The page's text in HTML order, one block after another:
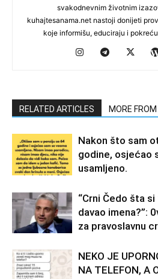
svakodnevnim životnim
kuhajtesanama.net nastoji donijeti
koje informišu, educiraju i
RELATED ARTICLES MORE
Nakon što sam
godine, osjećao
usamljeno.
“Crni Čedo šta
davao imena?”:
za pravoslavnu
NEKO JE
NA TELEFON, A